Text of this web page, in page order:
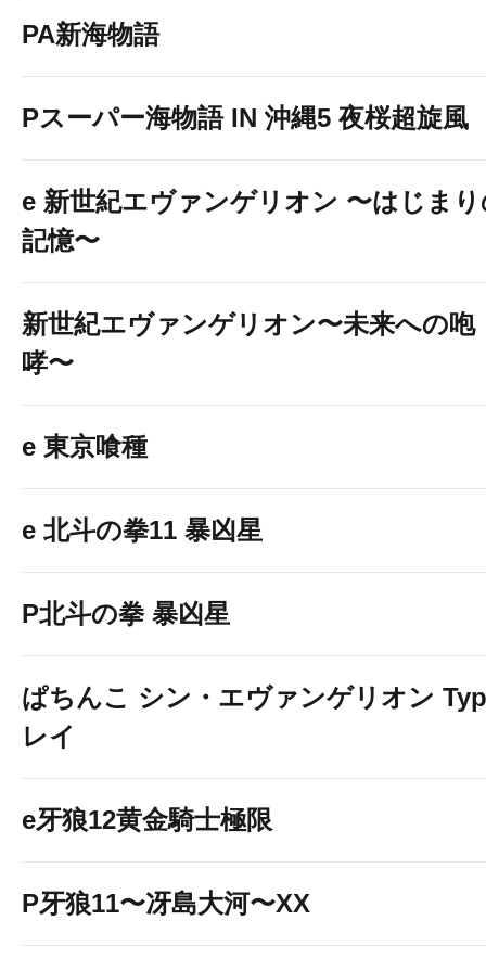
PA新海物語
Pスーパー海物語 IN 沖縄5 夜桜超旋風
e 新世紀エヴァンゲリオン 〜はじま
記憶〜
新世紀エヴァンゲリオン〜未来への咆
哮〜
e 東京喰種
e 北斗の拳11 暴凶星
P北斗の拳 暴凶星
ぱちんこ シン・エヴァンゲリオン
レイ
e牙狼12黄金騎士極限
P牙狼11〜冴島大河〜XX